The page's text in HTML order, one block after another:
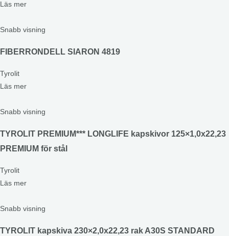
Läs mer
Snabb visning
FIBERRONDELL SIARON 4819
Tyrolit
Läs mer
Snabb visning
TYROLIT PREMIUM*** LONGLIFE kapskivor 125×1,0x22,23
PREMIUM för stål
Tyrolit
Läs mer
Snabb visning
TYROLIT kapskiva 230×2,0x22,23 rak A30S STANDARD